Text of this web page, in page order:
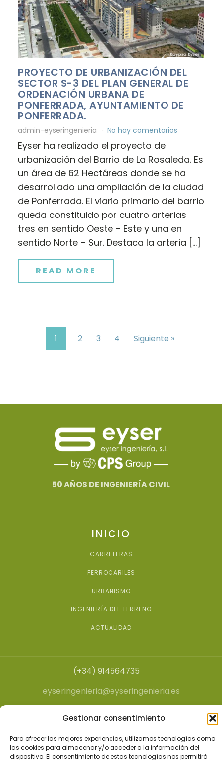
Gestionar consentimiento
Para ofrecer las mejores experiencias, utilizamos tecnologías como
las cookies para almacenar y/o acceder a la información del
dispositivo. El consentimiento de estas tecnologías nos permitirá
PROYECTO DE URBANIZACIÓN DEL
SECTOR S-3 DEL PLAN GENERAL DE
ORDENACIÓN URBANA DE
PONFERRADA, AYUNTAMIENTO DE
PONFERRADA.
admin-eyseringenieria No hay comentarios
Eyser ha realizado el proyecto de
urbanización del Barrio de La Rosaleda. Es
un área de 62 Hectáreas donde se ha
desarrollado una ampliación de la ciudad
de Ponferrada. El viario primario del barrio
queda constituido por cuatro arterias
tres en sentido Oeste – Este y una en
sentido Norte – Sur. Destaca la arteria […]
READ MORE
1 2 3 4 Siguiente »
50 AÑOS DE INGENIERÍA CIVIL
INICIO
CARRETERAS
FERROCARILES
URBANISMO
INGENIERÍA DEL TERRENO
ACTUALIDAD
(+34) 914564735
eyseringenieria@eyseringenieria.es
Politica de Calidad y Medio Ambiente
Política de Privacidad y Cookies